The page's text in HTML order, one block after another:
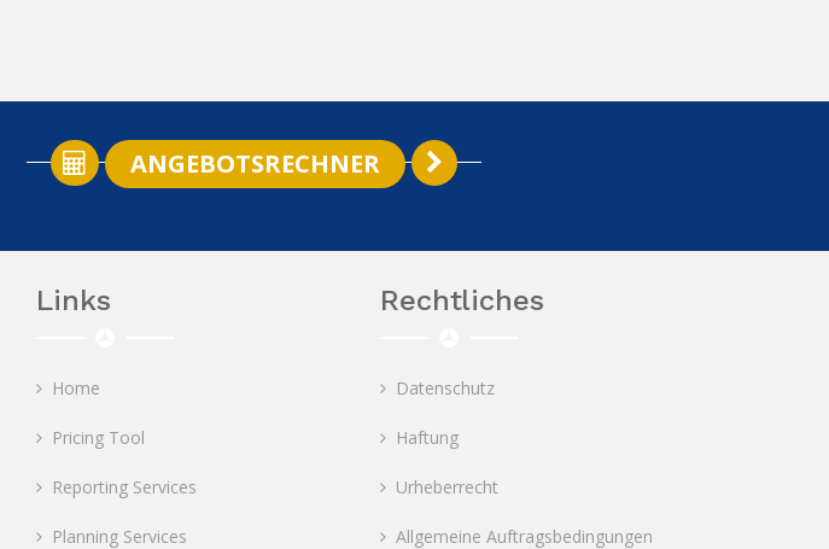
ANGEBOTSRECHNER
Links Rechtliches
Home
Pricing Tool
Reporting Services
Planning Services
Datenschutz
Haftung
Urheberrecht
Allgemeine Auftragsbedingungen